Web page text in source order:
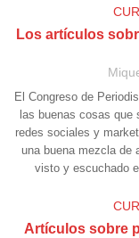
Los artículos
El Congreso de
las buenas cosas que
redes sociales y
una buena mezcla de
visto y escuchado
Artículos sobre